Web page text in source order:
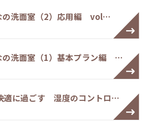
の洗面室（2）応用編 vol…
の洗面室（1）基本プラン編 …
に過ごす 湿度のコントロ…